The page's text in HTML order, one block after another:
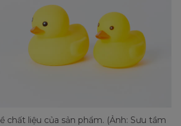
chất liệu của sản phẩm. (Ảnh: Sưu tầm